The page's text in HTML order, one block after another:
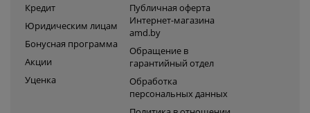
Кредит
Юридическим лицам
Бонусная программа
Акции
Уценка
Публичная оферта
Интернет-магазина
amd.by
Обращение в
гарантийный отдел
Обработка
персональных данных